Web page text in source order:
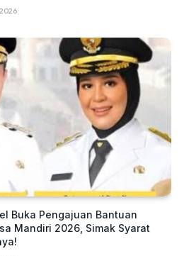
Buka Pengajuan Bantuan
Mandiri 2026, Simak Syarat